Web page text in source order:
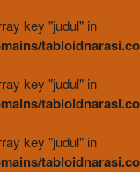
key "judul" in
key "judul" in
key "judul" in